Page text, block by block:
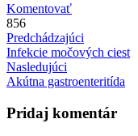
Komentovať
856
Predchádzajúci
Infekcie močových ciest
Nasledujúci
Akútna gastroenteritída
Pridaj komentár